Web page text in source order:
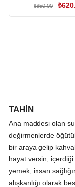
₺650.00
TAHİN
Ana maddesi olan
değirmenlerde
bir araya gelip
hayat versin,
yemek, insan
alışkanlığı olarak